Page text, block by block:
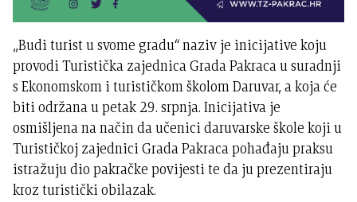
„Budi turist u svome gradu“ naziv je inicijative koju
provodi Turistička zajednica Grada Pakraca u suradnji
s Ekonomskom i turističkom školom Daruvar, a koja će
biti održana u petak 29. srpnja. Inicijativa je
osmišljena na način da učenici daruvarske škole koji u
Turističkoj zajednici Grada Pakraca pohađaju praksu
istražuju dio pakračke povijesti te da ju prezentiraju
kroz turistički obilazak.